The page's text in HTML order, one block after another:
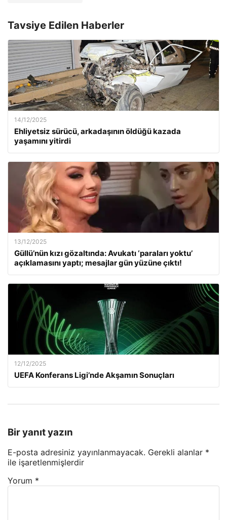
Tavsiye Edilen Haberler
14/12/2025
Ehliyetsiz sürücü, arkadaşının öldüğü kazada
yaşamını yitirdi
13/12/2025
Güllü’nün kızı gözaltında: Avukatı ‘paraları yoktu’
açıklamasını yaptı; mesajlar gün yüzüne çıktı!
12/12/2025
UEFA Konferans Ligi’nde Akşamın Sonuçları
Bir yanıt yazın
E-posta adresiniz yayınlanmayacak. Gerekli alanlar *
ile işaretlenmişlerdir
Yorum *